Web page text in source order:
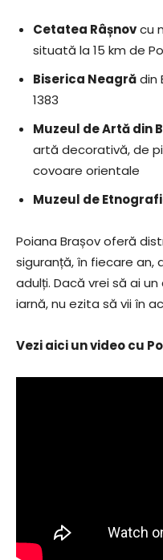
Cetatea Râșnovcu
situată la 15 km de
Biserica Neagrădin
1383
Muzeul de Artă din
artă decorativă, de
covoare orientale
Muzeul de
Poiana Brașov oferă
siguranță, în fiecare
adulți. Dacă vrei să ai
iarnă, nu ezita să vii în
Vezi aici un video cu